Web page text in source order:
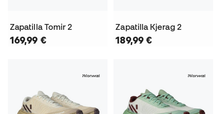
Zapatilla Tomir 2
169,99 €
Zapatilla Kjerag 2
189,99 €